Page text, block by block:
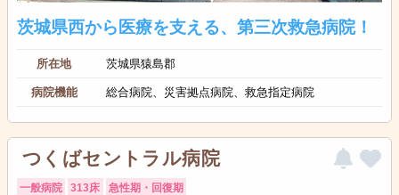
茨城県西から医療を支える、第三次救急病院！
所在地 茨城県猿島郡
病院機能 総合病院、災害拠点病院、救急指定病院
つくばセントラル病院
一般病院 313床 急性期・回復期